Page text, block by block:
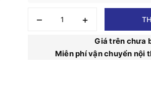
– +
Giá trên chưa
Miễn phí vận chuyển nội